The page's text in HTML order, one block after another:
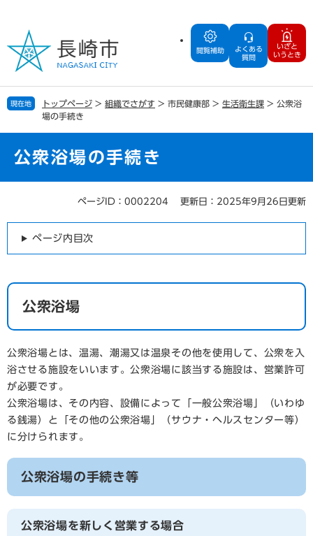
の
で
す
ー
ば
し
閲覧補助
よくある
質問
いざと
いうとき
現在地 トップページ > 組織でさがす > 市民健康部 > 生活衛生課 > 公衆浴
場の手続き
公衆浴場の手続き
ページID：0002204 更新日：2025年9月26日更新
ページ内目次
公衆浴場
公衆浴場とは、温湯、潮湯又は温泉その他を使用して、公衆を入
浴させる施設をいいます。公衆浴場に該当する施設は、営業許可
が必要です。
公衆浴場は、その内容、設備によって「一般公衆浴場」（いわゆ
る銭湯）と「その他の公衆浴場」（サウナ・ヘルスセンター等）
に分けられます。
公衆浴場の手続き等
公衆浴場を新しく営業する場合